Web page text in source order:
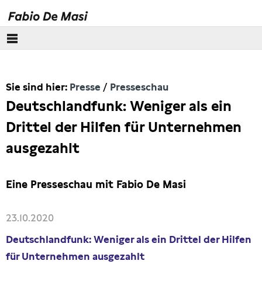
Europäisches Parlament
Themen
Presse
Pressebilder
Artikel
Sie sind hier: Presse Presseschau
Deutschlandfunk: Weniger als ein
Drittel der Hilfen für Unternehmen
ausgezahlt
Eine Presseschau mit Fabio De Masi
23.10.2020
Deutschlandfunk: Weniger als ein Drittel der Hilfen
für Unternehmen ausgezahlt